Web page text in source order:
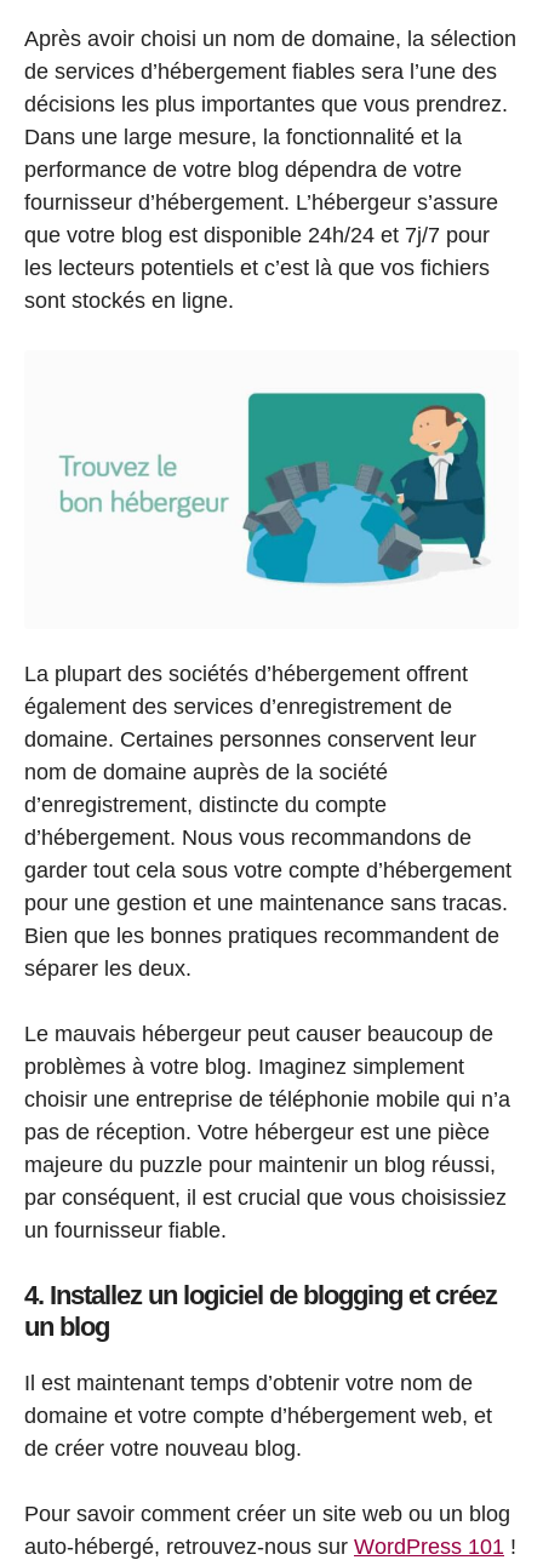
Après avoir choisi un nom de domaine, la sélection
de services d’hébergement fiables sera l’une des
décisions les plus importantes que vous prendrez.
Dans une large mesure, la fonctionnalité et la
performance de votre blog dépendra de votre
fournisseur d’hébergement. L’hébergeur s’assure
que votre blog est disponible 24h/24 et 7j/7 pour
les lecteurs potentiels et c’est là que vos fichiers
sont stockés en ligne.
La plupart des sociétés d’hébergement offrent
également des services d’enregistrement de
domaine. Certaines personnes conservent leur
nom de domaine auprès de la société
d’enregistrement, distincte du compte
d’hébergement. Nous vous recommandons de
garder tout cela sous votre compte d’hébergement
pour une gestion et une maintenance sans tracas.
Bien que les bonnes pratiques recommandent de
séparer les deux.
Le mauvais hébergeur peut causer beaucoup de
problèmes à votre blog. Imaginez simplement
choisir une entreprise de téléphonie mobile qui n’a
pas de réception. Votre hébergeur est une pièce
majeure du puzzle pour maintenir un blog réussi,
par conséquent, il est crucial que vous choisissiez
un fournisseur fiable.
4. Installez un logiciel de blogging et créez
un blog
Il est maintenant temps d’obtenir votre nom de
domaine et votre compte d’hébergement web, et
de créer votre nouveau blog.
Pour savoir comment créer un site web ou un blog
auto-hébergé, retrouvez-nous sur WordPress 101 !